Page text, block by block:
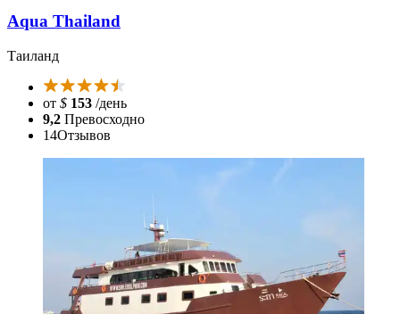
Aqua Thailand
Таиланд
от $ 153 /день
9,2 Превосходно
14Отзывов